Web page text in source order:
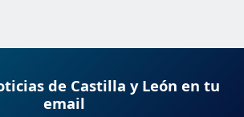
de Castilla y León en tu
email